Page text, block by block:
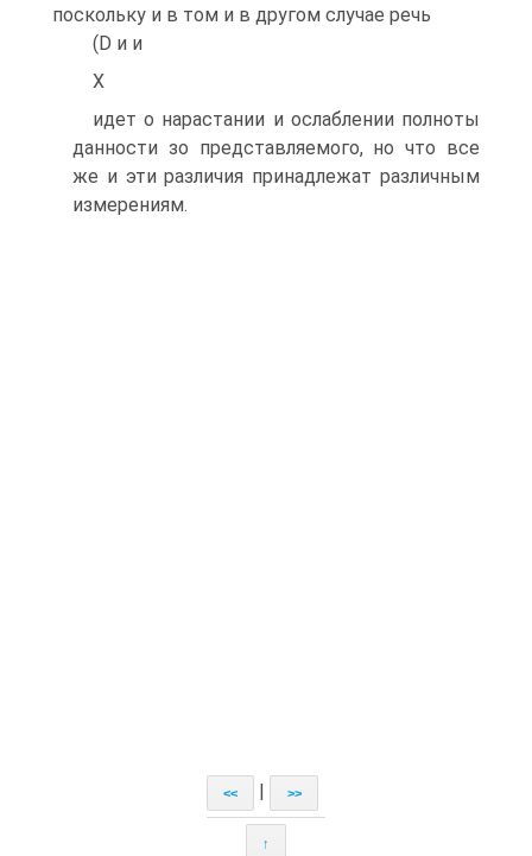
поскольку и в том и в другом случае речь
(D и и
X
идет о нарастании и ослаблении полноты
данности зо представляемого, но что все
же и эти различия принадлежат различным
измерениям.
<< >>
↑